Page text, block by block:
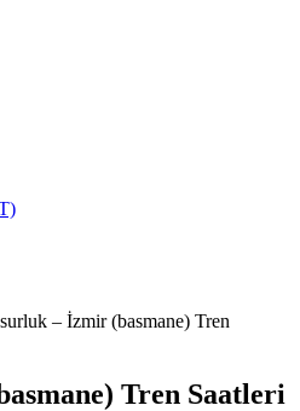
– İzmir (basmane) Tren
Tren Saatleri